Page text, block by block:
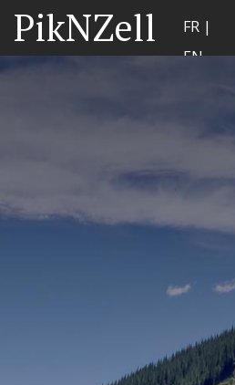
PikNZell
FR
EN